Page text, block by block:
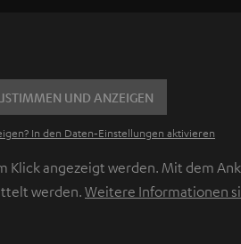
UND ANZEIGEN
In den Daten‑Einstellungen aktivieren
angezeigt werden. Mit dem
werden.Weitere Informationen